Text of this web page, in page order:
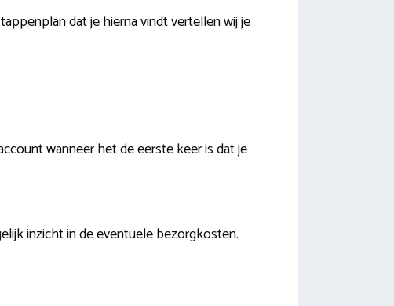
dat je hierna vindt vertellen wij je
wanneer het de eerste keer is dat je
inzicht in de eventuele bezorgkosten.